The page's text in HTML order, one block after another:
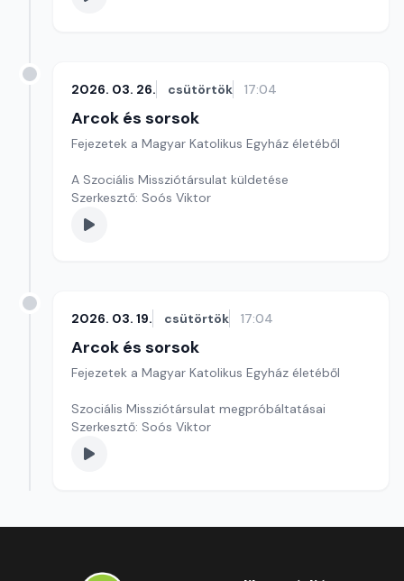
2026. 03. 26. csütörtök 17:04
Arcok és sorsok
Fejezetek a Magyar Katolikus Egyház életéből
A Szociális Missziótársulat küldetése
Szerkesztő: Soós Viktor
2026. 03. 19. csütörtök 17:04
Arcok és sorsok
Fejezetek a Magyar Katolikus Egyház életéből
Szociális Missziótársulat megpróbáltatásai
Szerkesztő: Soós Viktor